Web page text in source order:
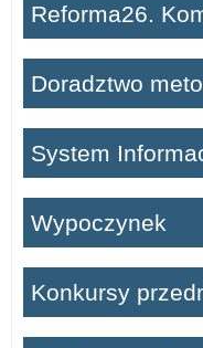
Reforma26.
Doradztwo
System
Wypoczynek
Konkursy